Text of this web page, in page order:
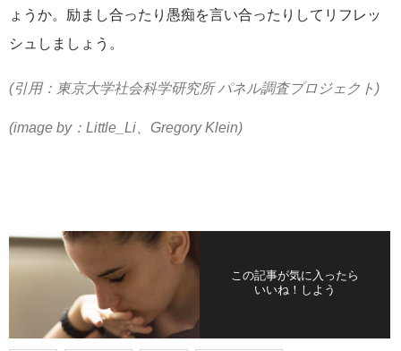
ょうか。励まし合ったり愚痴を言い合ったりしてリフレッ
シュしましょう。
(引用：東京大学社会科学研究所 パネル調査プロジェクト)
(image by：Little_Li、Gregory Klein)
この記事が気に入ったら
いいね！しよう